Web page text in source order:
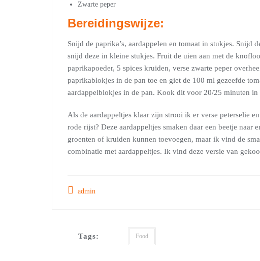
Zwarte peper
Bereidingswijze:
Snijd de paprika’s, aardappelen en tomaat in stukjes. Snijd
snijd deze in kleine stukjes. Fruit de uien aan met de
paprikapoeder, 5 spices kruiden, verse zwarte peper
paprikablokjes in de pan toe en giet de 100 ml gezeefde
aardappelblokjes in de pan. Kook dit voor 20/25 minuten in
Als de aardappeltjes klaar zijn strooi ik er verse peterselie
rode rijst? Deze aardappeltjes smaken daar een beetje
groenten of kruiden kunnen toevoegen, maar ik vind de
combinatie met aardappeltjes. Ik vind deze versie van
admin
Tags: Food